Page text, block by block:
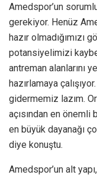
Amedspor’un
gerekiyor. Henüz
hazır olmadığımızı
potansiyelimizi
antreman alanlarını
hazırlamaya
gidermemiz lazım.
açısından en önemli
en büyük dayanağı
diye konuştu.
Amedspor’un alt